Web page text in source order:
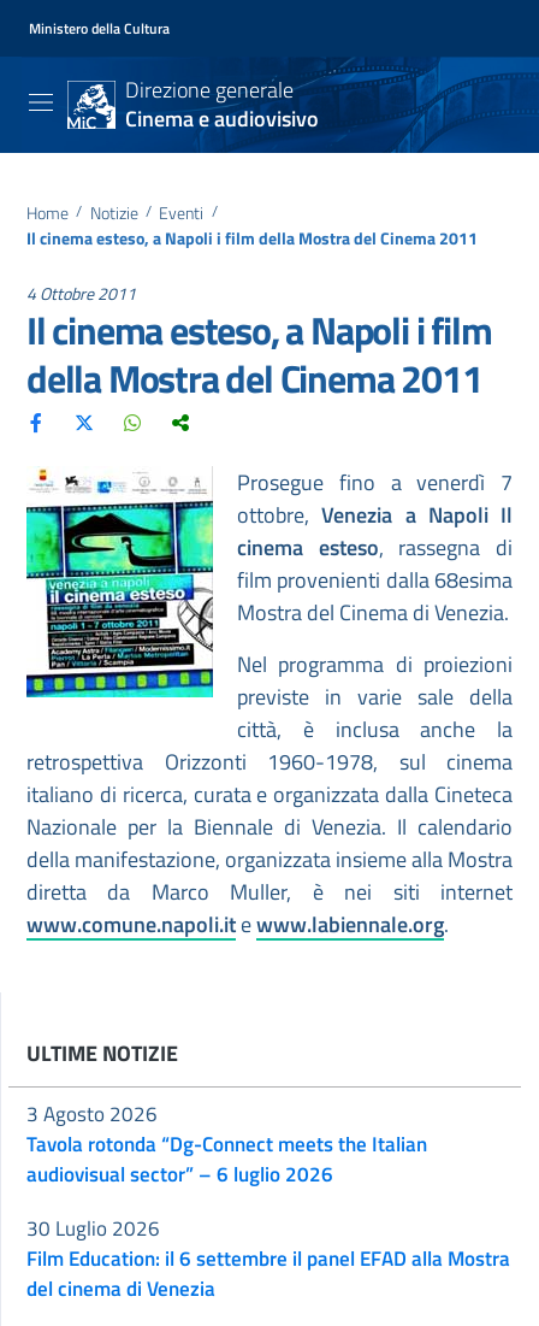
Ministero della Cultura
Direzione generale
Cinema e audiovisivo
Home / Notizie / Eventi /
Il cinema esteso, a Napoli i film della Mostra del Cinema 2011
4 Ottobre 2011
Il cinema esteso, a Napoli i film
della Mostra del Cinema 2011
Prosegue fino a venerdì 7
ottobre,Venezia a Napoli Il
cinema esteso, rassegna di
film provenienti dalla 68esima
Mostra del Cinema di Venezia.
Nel programma di proiezioni
previste in varie sale della
città, è inclusa anche la
retrospettiva Orizzonti 1960-1978, sul cinema
italiano di ricerca, curata e organizzata dalla Cineteca
Nazionale per la Biennale di Venezia. Il calendario
della manifestazione, organizzata insieme alla Mostra
diretta da Marco Muller, è nei siti internet
www.comune.napoli.itewww.labiennale.org.
ULTIME NOTIZIE
Tavola rotonda “Dg-Connect meets the Italian
audiovisual sector” – 6 luglio 2026
3 Agosto 2026
Film Education: il 6 settembre il panel EFAD alla Mostra
del cinema di Venezia
30 Luglio 2026